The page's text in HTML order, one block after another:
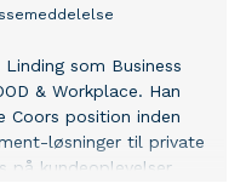
som Business
& Workplace. Han
Coors position inden
løsninger til private
kundeoplevelser,